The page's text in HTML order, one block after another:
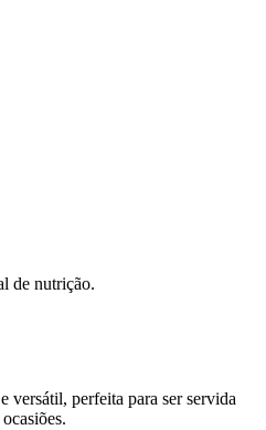
de nutrição.
versátil, perfeita para ser servida